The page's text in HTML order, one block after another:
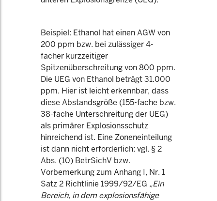
Beispiel: Ethanol hat einen AGW von
200 ppm bzw. bei zulässiger 4-
facher kurzzeitiger
Spitzenüberschreitung von 800 ppm.
Die UEG von Ethanol beträgt 31.000
ppm. Hier ist leicht erkennbar, dass
diese Abstandsgröße (155-fache bzw.
38-fache Unterschreitung der UEG)
als primärer Explosionsschutz
hinreichend ist. Eine Zoneneinteilung
ist dann nicht erforderlich: vgl. § 2
Abs. (10) BetrSichV bzw.
Vorbemerkung zum Anhang I, Nr. 1
Satz 2 Richtlinie 1999/92/EG „Ein
Bereich, in dem explosionsfähige